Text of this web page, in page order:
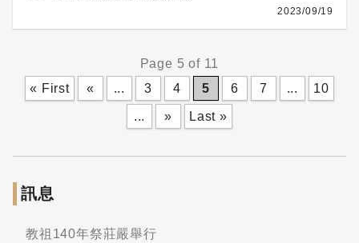
2023/09/19
Page 5 of 11
« First
« ... 3 4 5 6 7 ... 10
... » Last »
訊息
教祖140年祭莊嚴舉行